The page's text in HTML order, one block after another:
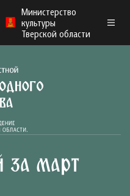
Министерство
культуры
Тверской области
за март